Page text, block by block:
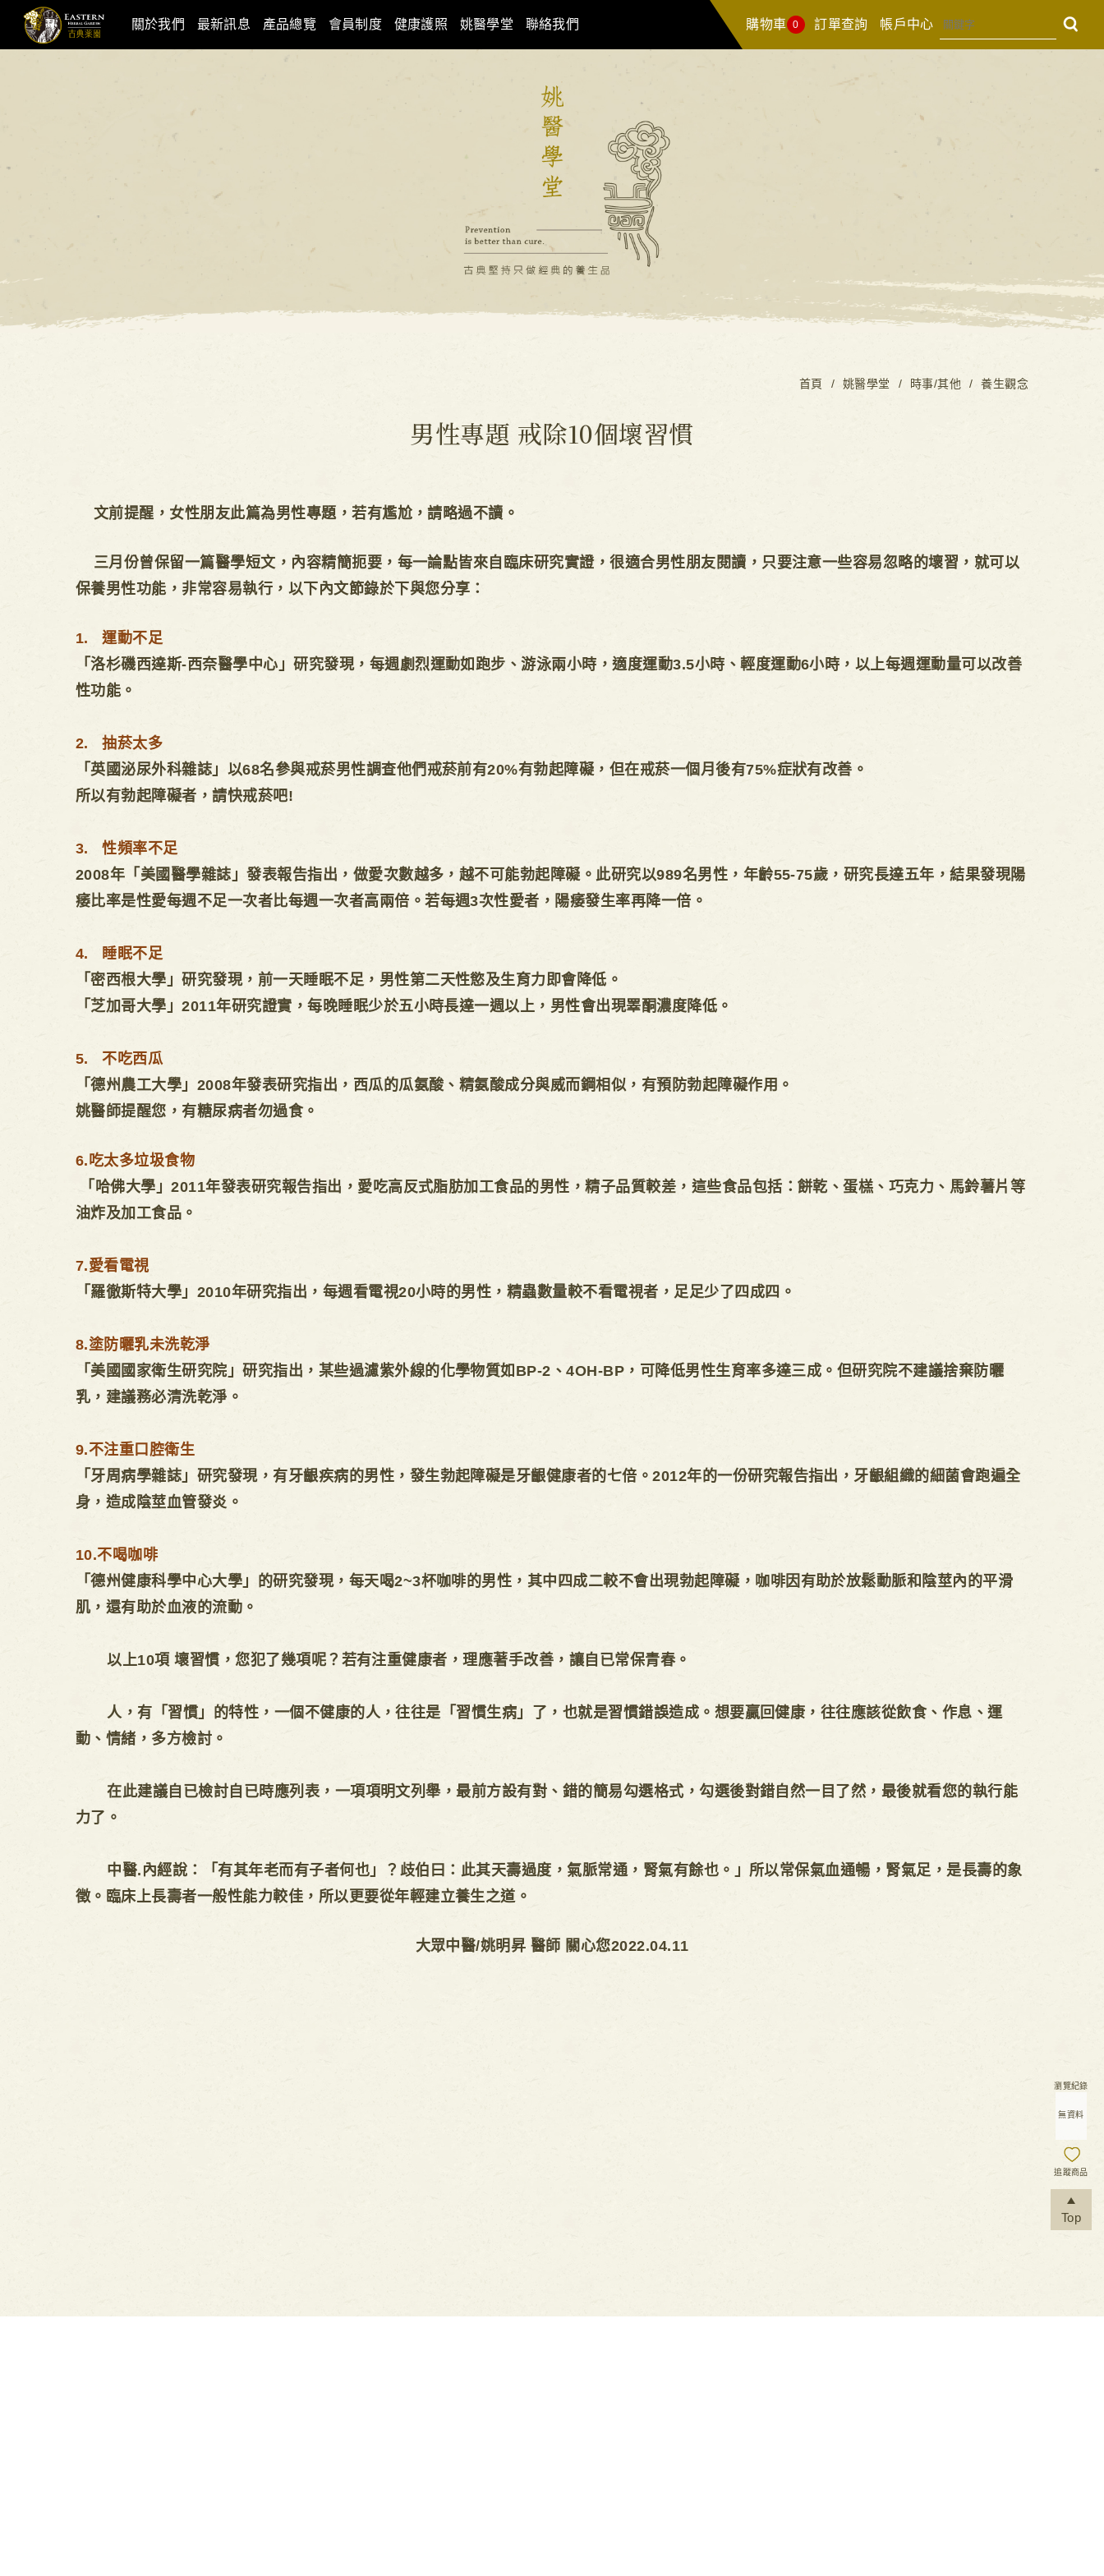
關於我們 最新訊息 產品總覽 會員制度 健康護照 姚醫學堂 聯絡我們 0
購物車 訂單查詢 帳戶中心
首頁 姚醫學堂 時事/其他 養生觀念
男性專題 戒除10個壞習慣
文前提醒，女性朋友此篇為男性專題，若有尷尬，請略過不讀。
三月份曾保留一篇醫學短文，內容精簡扼要，每一論點皆來自臨床研究實證，很適合男性朋友閱讀，只要注意一些容易忽略的壞習，就可以
保養男性功能，非常容易執行，以下內文節錄於下與您分享：
1. 運動不足
「洛杉磯西達斯-西奈醫學中心」研究發現，每週劇烈運動如跑步、游泳兩小時，適度運動3.5小時、輕度運動6小時，以上每週運動量可以改善
性功能。
2. 抽菸太多
「英國泌尿外科雜誌」以68名參與戒菸男性調查他們戒菸前有20%有勃起障礙，但在戒菸一個月後有75%症狀有改善。
所以有勃起障礙者，請快戒菸吧!
3. 性頻率不足
2008年「美國醫學雜誌」發表報告指出，做愛次數越多，越不可能勃起障礙。此研究以989名男性，年齡55-75歲，研究長達五年，結果發現陽
痿比率是性愛每週不足一次者比每週一次者高兩倍。若每週3次性愛者，陽痿發生率再降一倍。
4. 睡眠不足
「密西根大學」研究發現，前一天睡眠不足，男性第二天性慾及生育力即會降低。
「芝加哥大學」2011年研究證實，每晚睡眠少於五小時長達一週以上，男性會出現睪酮濃度降低。
5. 不吃西瓜
「德州農工大學」2008年發表研究指出，西瓜的瓜氨酸、精氨酸成分與威而鋼相似，有預防勃起障礙作用。
姚醫師提醒您，有糖尿病者勿過食。
6.吃太多垃圾食物
「哈佛大學」2011年發表研究報告指出，愛吃高反式脂肪加工食品的男性，精子品質較差，這些食品包括：餅乾、蛋榚、巧克力、馬鈴薯片等
油炸及加工食品。
7.愛看電視
「羅徹斯特大學」2010年研究指出，每週看電視20小時的男性，精蟲數量較不看電視者，足足少了四成四。
8.塗防曬乳未洗乾淨
「美國國家衛生研究院」研究指出，某些過濾紫外線的化學物質如BP-2、4OH-BP，可降低男性生育率多達三成。但研究院不建議捨棄防曬
乳，建議務必清洗乾淨。
9.不注重口腔衛生
「牙周病學雜誌」研究發現，有牙齦疾病的男性，發生勃起障礙是牙齦健康者的七倍。2012年的一份研究報告指出，牙齦組織的細菌會跑遍全
身，造成陰莖血管發炎。
10.不喝咖啡
「德州健康科學中心大學」的研究發現，每天喝2~3杯咖啡的男性，其中四成二較不會出現勃起障礙，咖啡因有助於放鬆動脈和陰莖內的平滑
肌，還有助於血液的流動。
以上10項 壞習慣，您犯了幾項呢？若有注重健康者，理應著手改善，讓自已常保青春。
人，有「習慣」的特性，一個不健康的人，往往是「習慣生病」了，也就是習慣錯誤造成。想要贏回健康，往往應該從飲食、作息、運
動、情緒，多方檢討。
在此建議自已檢討自已時應列表，一項項明文列舉，最前方設有對、錯的簡易勾選格式，勾選後對錯自然一目了然，最後就看您的執行能
力了。
中醫.內經說：「有其年老而有子者何也」？歧伯曰：此其天壽過度，氣脈常通，腎氣有餘也。」所以常保氣血通暢，腎氣足，是長壽的象
徵。臨床上長壽者一般性能力較佳，所以更要從年輕建立養生之道。
大眾中醫/姚明昇 醫師 關心您2022.04.11
瀏覽紀錄
無資料
追蹤商品
Top